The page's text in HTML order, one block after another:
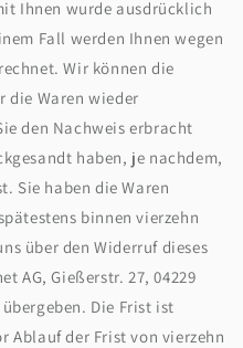
Ihnen wurde ausdrücklich
Fall werden Ihnen wegen
Wir können die
die Waren wieder
den Nachweis erbracht
haben, je nachdem,
Sie haben die Waren
binnen vierzehn
über den Widerruf dieses
AG, Gießerstr. 27, 04229
Die Frist ist
Ablauf der Frist von vierzehn